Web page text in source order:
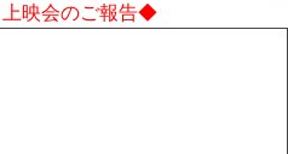
映会のご報告◆